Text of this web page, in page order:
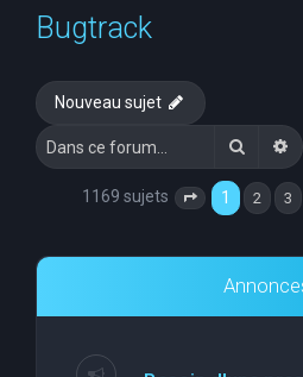
Bugtrack
Nouveau sujet
1169 sujets Page 1 sur47
1 2 3